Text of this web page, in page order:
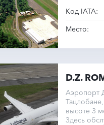
Код IATA:
Место:
D.Z.
Аэропорт
высоте 3
Здесь